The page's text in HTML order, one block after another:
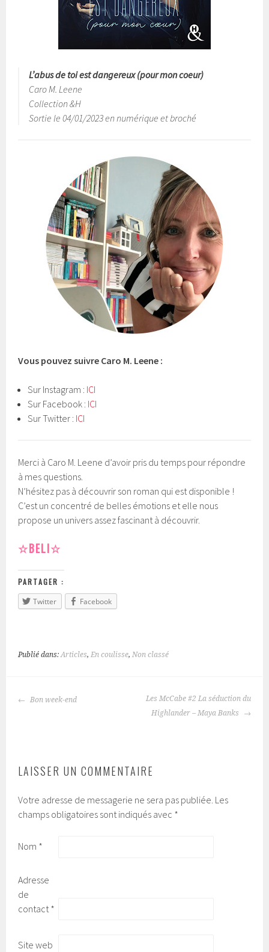
L’abus de toi est dangereux (pour mon coeur)
Caro M. Leene
Collection &H
Sortie le 04/01/2023 en numérique et broché
Vous pouvez suivre Caro M. Leene :
Sur Instagram : ICI
Sur Facebook : ICI
Sur Twitter : ICI
Merci à Caro M. Leene d’avoir pris du temps pour répondre
à mes questions.
N’hésitez pas à découvrir son roman qui est disponible !
C’est un concentré de belles émotions et elle nous
propose un univers assez fascinant à découvrir.
☆BELI☆
PARTAGER :
Twitter
Facebook
Publié dans:Articles,En coulisse,Non classé
Bon week-end
Les McCabe #2 La séduction du
Highlander – Maya Banks
LAISSER UN COMMENTAIRE
Votre adresse de messagerie ne sera pas publiée. Les
champs obligatoires sont indiqués avec *
Nom *
Adresse
de
contact *
Site web